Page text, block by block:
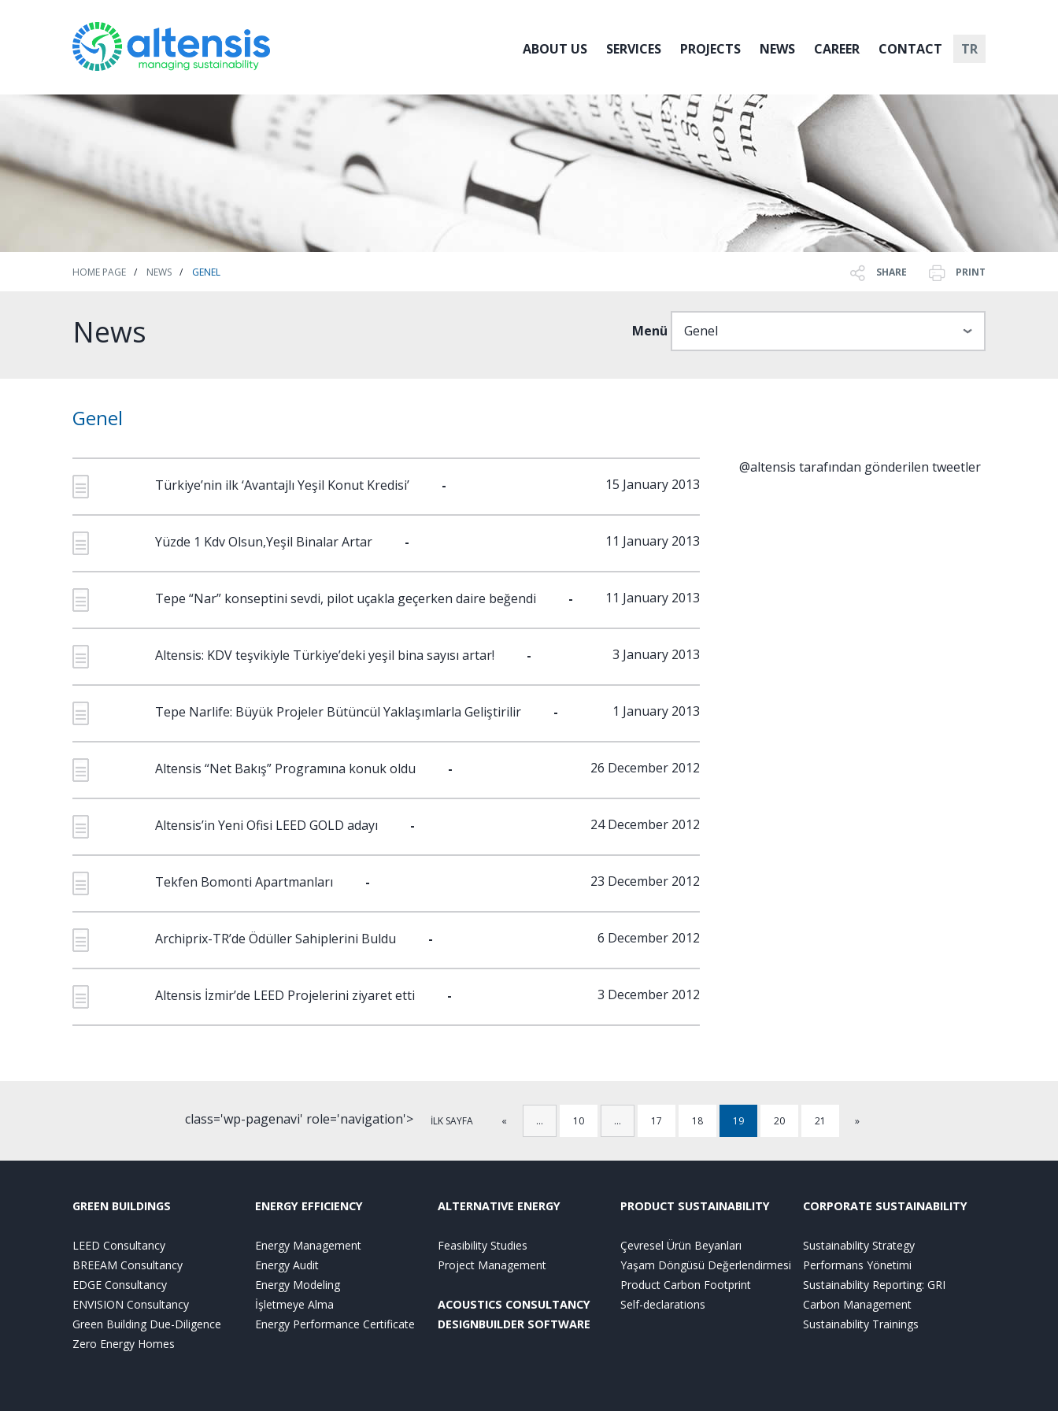
ABOUT US SERVICES PROJECTS NEWS CAREER CONTACT TR
HOME PAGE NEWS GENEL SHARE PRINT
News Menü
Genel
Türkiye’nin ilk ‘Avantajlı Yeşil Konut Kredisi’ - 15 January 2013
Yüzde 1 Kdv Olsun,Yeşil Binalar Artar - 11 January 2013
Tepe “Nar” konseptini sevdi, pilot uçakla geçerken daire beğendi - 11 January 2013
Altensis: KDV teşvikiyle Türkiye’deki yeşil bina sayısı artar! - 3 January 2013
Tepe Narlife: Büyük Projeler Bütüncül Yaklaşımlarla Geliştirilir - 1 January 2013
Altensis “Net Bakış” Programına konuk oldu - 26 December 2012
Altensis’in Yeni Ofisi LEED GOLD adayı - 24 December 2012
Tekfen Bomonti Apartmanları - 23 December 2012
Archiprix-TR’de Ödüller Sahiplerini Buldu - 6 December 2012
Altensis İzmir’de LEED Projelerini ziyaret etti - 3 December 2012
@altensis tarafından gönderilen tweetler
class='wp-pagenavi' role='navigation'> İLK SAYFA « … 10 … 17 18 19 20 21 »
GREEN BUILDINGS
LEED Consultancy
BREEAM Consultancy
EDGE Consultancy
ENVISION Consultancy
Green Building Due-Diligence
Zero Energy Homes
ENERGY EFFICIENCY
Energy Management
Energy Audit
Energy Modeling
İşletmeye Alma
Energy Performance Certificate
ALTERNATIVE ENERGY
Feasibility Studies
Project Management
ACOUSTICS CONSULTANCY
DESIGNBUILDER SOFTWARE
PRODUCT SUSTAINABILITY
Çevresel Ürün Beyanları
Yaşam Döngüsü Değerlendirmesi
Product Carbon Footprint
Self-declarations
CORPORATE SUSTAINABILITY
Sustainability Strategy
Performans Yönetimi
Sustainability Reporting: GRI
Carbon Management
Sustainability Trainings